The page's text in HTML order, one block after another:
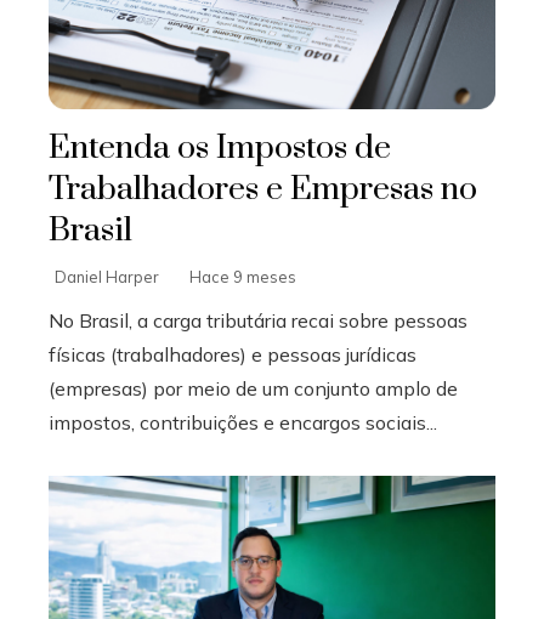
Entenda os Impostos de
Trabalhadores e Empresas no
Brasil
Daniel Harper Hace 9 meses
No Brasil, a carga tributária recai sobre pessoas
físicas (trabalhadores) e pessoas jurídicas
(empresas) por meio de um conjunto amplo de
impostos, contribuições e encargos sociais...